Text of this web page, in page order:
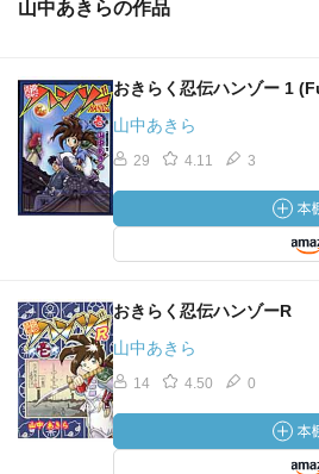
山中あきらの作品
おきらく忍伝ハンゾー 1
山中あきら
29 4.11 3
おきらく忍伝ハンゾーR
山中あきら
14 4.50 0